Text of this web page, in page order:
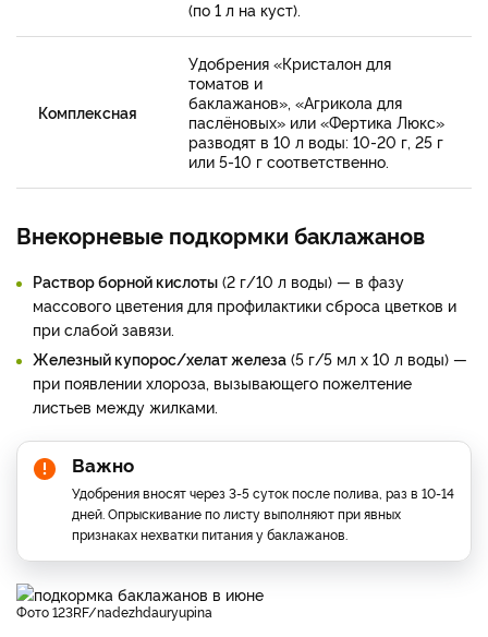
(по 1 л на куст).
Комплексная
Удобрения «Кристалон для
томатов и
баклажанов», «Агрикола для
паслёновых» или «Фертика Люкс»
разводят в 10 л воды: 10-20 г, 25 г
или 5-10 г соответственно.
Внекорневые подкормки баклажанов
Раствор борной кислоты (2 г/10 л воды) — в фазу
массового цветения для профилактики сброса цветков и
при слабой завязи.
Железный купорос/хелат железа (5 г/5 мл х 10 л воды) —
при появлении хлороза, вызывающего пожелтение
листьев между жилками.
Важно
Удобрения вносят через 3-5 суток после полива, раз в 10-14
дней. Опрыскивание по листу выполняют при явных
признаках нехватки питания у баклажанов.
фото 123RF/nadezhdauryupina